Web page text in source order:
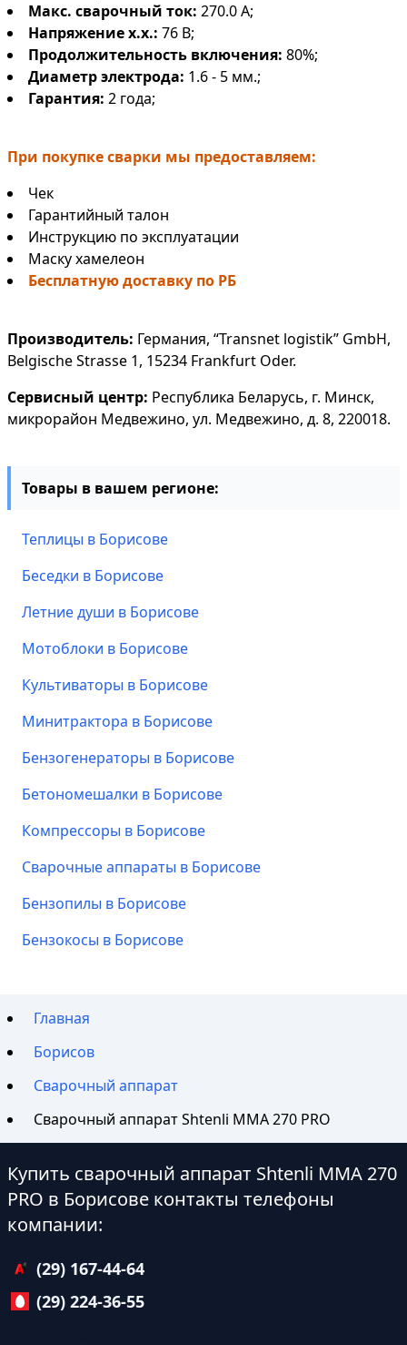
Макс. сварочный ток: 270.0 А;
Напряжение х.х.: 76 В;
Продолжительность включения: 80%;
Диаметр электрода: 1.6 - 5 мм.;
Гарантия: 2 года;
При покупке сварки мы предоставляем:
Чек
Гарантийный талон
Инструкцию по эксплуатации
Маску хамелеон
Бесплатную доставку по РБ
Производитель: Германия, “Transnet logistik” GmbH,
Belgische Strasse 1, 15234 Frankfurt Oder.
Сервисный центр: Республика Беларусь, г. Минск,
микрорайон Медвежино, ул. Медвежино, д. 8, 220018.
Товары в вашем регионе:
Теплицы в Борисове
Беседки в Борисове
Летние души в Борисове
Мотоблоки в Борисове
Культиваторы в Борисове
Минитрактора в Борисове
Бензогенераторы в Борисове
Бетономешалки в Борисове
Компрессоры в Борисове
Сварочные аппараты в Борисове
Бензопилы в Борисове
Бензокосы в Борисове
Главная
Борисов
Сварочный аппарат
Сварочный аппарат Shtenli ММА 270 PRO
Купить сварочный аппарат Shtenli ММА 270
PRO в Борисове контакты телефоны
компании:
(29) 167-44-64
(29) 224-36-55